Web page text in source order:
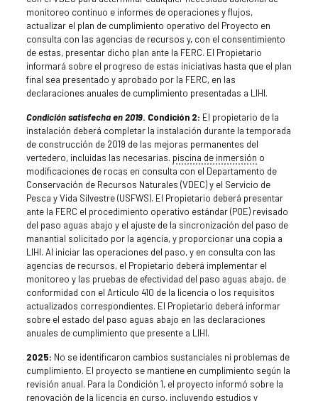
monitoreo continuo e informes de operaciones y flujos,
actualizar el plan de cumplimiento operativo del Proyecto en
consulta con las agencias de recursos y, con el consentimiento
de estas, presentar dicho plan ante la FERC. El Propietario
informará sobre el progreso de estas iniciativas hasta que el plan
final sea presentado y aprobado por la FERC, en las
declaraciones anuales de cumplimiento presentadas a LIHI.
Condición satisfecha en 2019. Condición 2: El propietario de la
instalación deberá completar la instalación durante la temporada
de construcción de 2019 de las mejoras permanentes del
vertedero, incluidas las necesarias. piscina de inmersión o
modificaciones de rocas en consulta con el Departamento de
Conservación de Recursos Naturales (VDEC) y el Servicio de
Pesca y Vida Silvestre (USFWS). El Propietario deberá presentar
ante la FERC el procedimiento operativo estándar (POE) revisado
del paso aguas abajo y el ajuste de la sincronización del paso de
manantial solicitado por la agencia, y proporcionar una copia a
LIHI. Al iniciar las operaciones del paso, y en consulta con las
agencias de recursos, el Propietario deberá implementar el
monitoreo y las pruebas de efectividad del paso aguas abajo, de
conformidad con el Artículo 410 de la licencia o los requisitos
actualizados correspondientes. El Propietario deberá informar
sobre el estado del paso aguas abajo en las declaraciones
anuales de cumplimiento que presente a LIHI.
2025: No se identificaron cambios sustanciales ni problemas de
cumplimiento. El proyecto se mantiene en cumplimiento según la
revisión anual. Para la Condición 1, el proyecto informó sobre la
renovación de la licencia en curso, incluyendo estudios y